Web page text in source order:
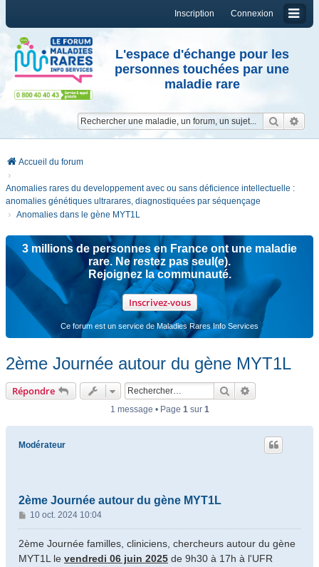
Connexion
Inscription
L'espace d'échange pour les
personnes touchées par une
maladie rare
Accueil du forum
Anomalies rares du developpement avec ou sans déficience intellectuelle :
anomalies génétiques ultrarares, diagnostiquées par séquençage
Anomalies dans le gène MYT1L
3 millions de personnes en France ont une maladie
rare. Ne restez pas seul(e).
Rejoignez la communauté.
Inscrivez-vous
Ce forum est un service de Maladies Rares Info Services
2ème Journée autour du gène MYT1L
Répondre Rechercher
1 message • Page 1sur 1
Modérateur
2ème Journée autour du gène MYT1L
M
e
s
s
10 oct. 2024 10:04
2ème Journée familles, cliniciens, chercheurs autour du gène
MYT1L le vendredi 06 juin 2025 de 9h30 à 17h à l'UFR